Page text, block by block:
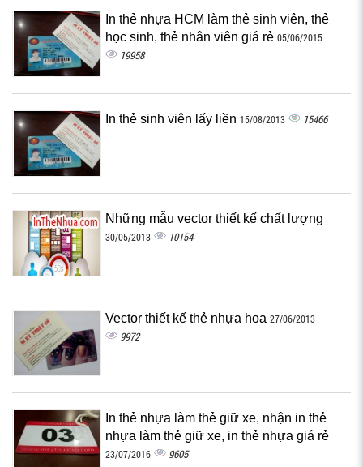
In thẻ nhựa HCM làm thẻ sinh viên, thẻ
học sinh, thẻ nhân viên giá rẻ 05/06/2015
19958
In thẻ sinh viên lấy liền 15/08/2013 15466
Những mẫu vector thiết kế chất lượng
30/05/2013 10154
Vector thiết kế thẻ nhựa hoa 27/06/2013
9972
In thẻ nhựa làm thẻ giữ xe, nhận in thẻ
nhựa làm thẻ giữ xe, in thẻ nhựa giá rẻ
23/07/2016 9605